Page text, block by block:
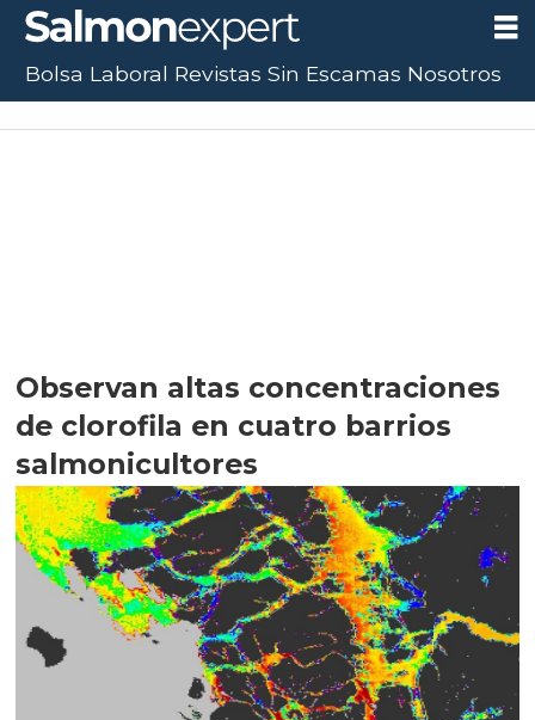
Observan altas concentraciones
de clorofila en cuatro barrios
salmonicultores
Bolsa Laboral Revistas Sin Escamas Nosotros